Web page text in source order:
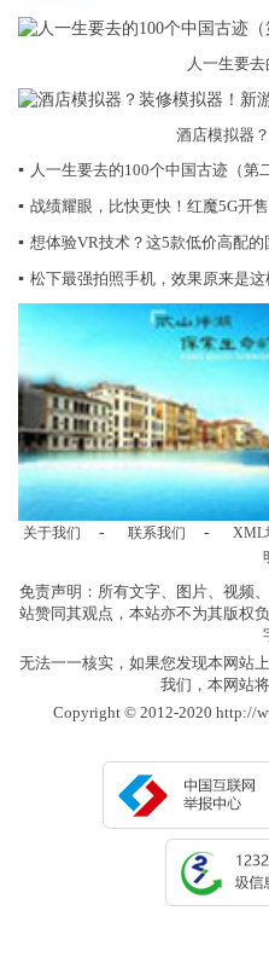
人一生要
酒店模拟器
▪ 人一生要去的100个中国古迹（第
▪ 战绩耀眼，比快更快！红魔5G开
▪ 想体验VR技术？这5款低价高配的
▪ 松下最强拍照手机，效果原来是这
关于我们 - 联系我们 - XML
免责声明：所有文字、图片、视频
站赞同其观点，本站亦不为其版权
无法一一核实，如果您发现本网站
我们，本网站
Copyright © 2012-2020 http://